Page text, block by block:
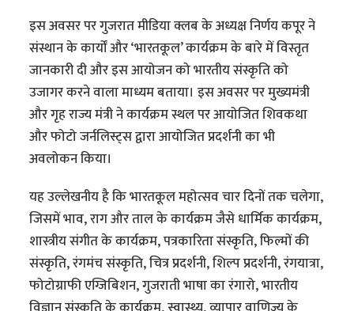
इस अवसर पर गुजरात मीडिया क्लब के अध्यक्ष निर्णय कपूर ने
संस्थान के कार्यों और ‘भारतकूल’ कार्यक्रम के बारे में विस्तृत
जानकारी दी और इस आयोजन को भारतीय संस्कृति को
उजागर करने वाला माध्यम बताया। इस अवसर पर मुख्यमंत्री
और गृह राज्य मंत्री ने कार्यक्रम स्थल पर आयोजित शिवकथा
और फोटो जर्नलिस्ट्स द्वारा आयोजित प्रदर्शनी का भी
अवलोकन किया।
यह उल्लेखनीय है कि भारतकूल महोत्सव चार दिनों तक चलेगा,
जिसमें भाव, राग और ताल के कार्यक्रम जैसे धार्मिक कार्यक्रम,
शास्त्रीय संगीत के कार्यक्रम, पत्रकारिता संस्कृति, फिल्मों की
संस्कृति, रंगमंच संस्कृति, चित्र प्रदर्शनी, शिल्प प्रदर्शनी, रंगयात्रा,
फोटोग्राफी एग्जिबिशन, गुजराती भाषा का रंगारो, भारतीय